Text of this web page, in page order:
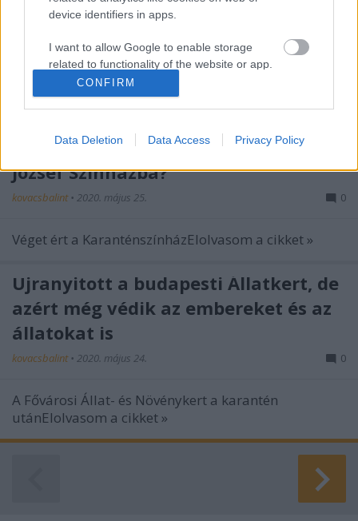
device identifiers in apps.
I want to allow Google to enable storage
related to functionality of the website or app.
I want to allow Google to enable storage
related to personalization.
I want to allow Google to enable storage
functionality and fraud prevention, and other
user protection.
CONFIRM
Data Deletion Data Access Privacy Policy
legjobban
kovacsbalint•2020. május 30.
A magyar kézműves sörfőzdék és a
karanténElolvasom a cikket »
De hogy kerül Győrfi Pál a Katona
József Színházba?
kovacsbalint • 2020. május 25. 0
Véget ért a KaranténszínházElolvasom a cikket »
Újranyitott a budapesti Állatkert, de
azért még védik az embereket és az
állatokat is
kovacsbalint • 2020. május 24. 0
A Fővárosi Állat- és Növénykert a karantén
utánElolvasom a cikket »